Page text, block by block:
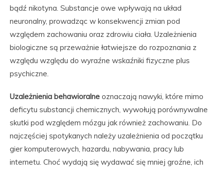
bądź nikotyna. Substancje owe wpływają na układ
neuronalny, prowadząc w konsekwencji zmian pod
względem zachowaniu oraz zdrowiu ciała. Uzależnienia
biologiczne są przeważnie łatwiejsze do rozpoznania z
względu względu do wyraźne wskaźniki fizyczne plus
psychiczne.
Uzależnienia behawioralne oznaczają nawyki, które mimo
deficytu substancji chemicznych, wywołują porównywalne
skutki pod względem mózgu jak również zachowaniu. Do
najczęściej spotykanych należy uzależnienia od początku
gier komputerowych, hazardu, nabywania, pracy lub
internetu. Choć wydają się wydawać się mniej groźne, ich